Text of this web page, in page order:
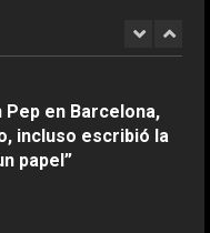
deliciosa
Pep en Barcelona,
incluso escribió la
papel”